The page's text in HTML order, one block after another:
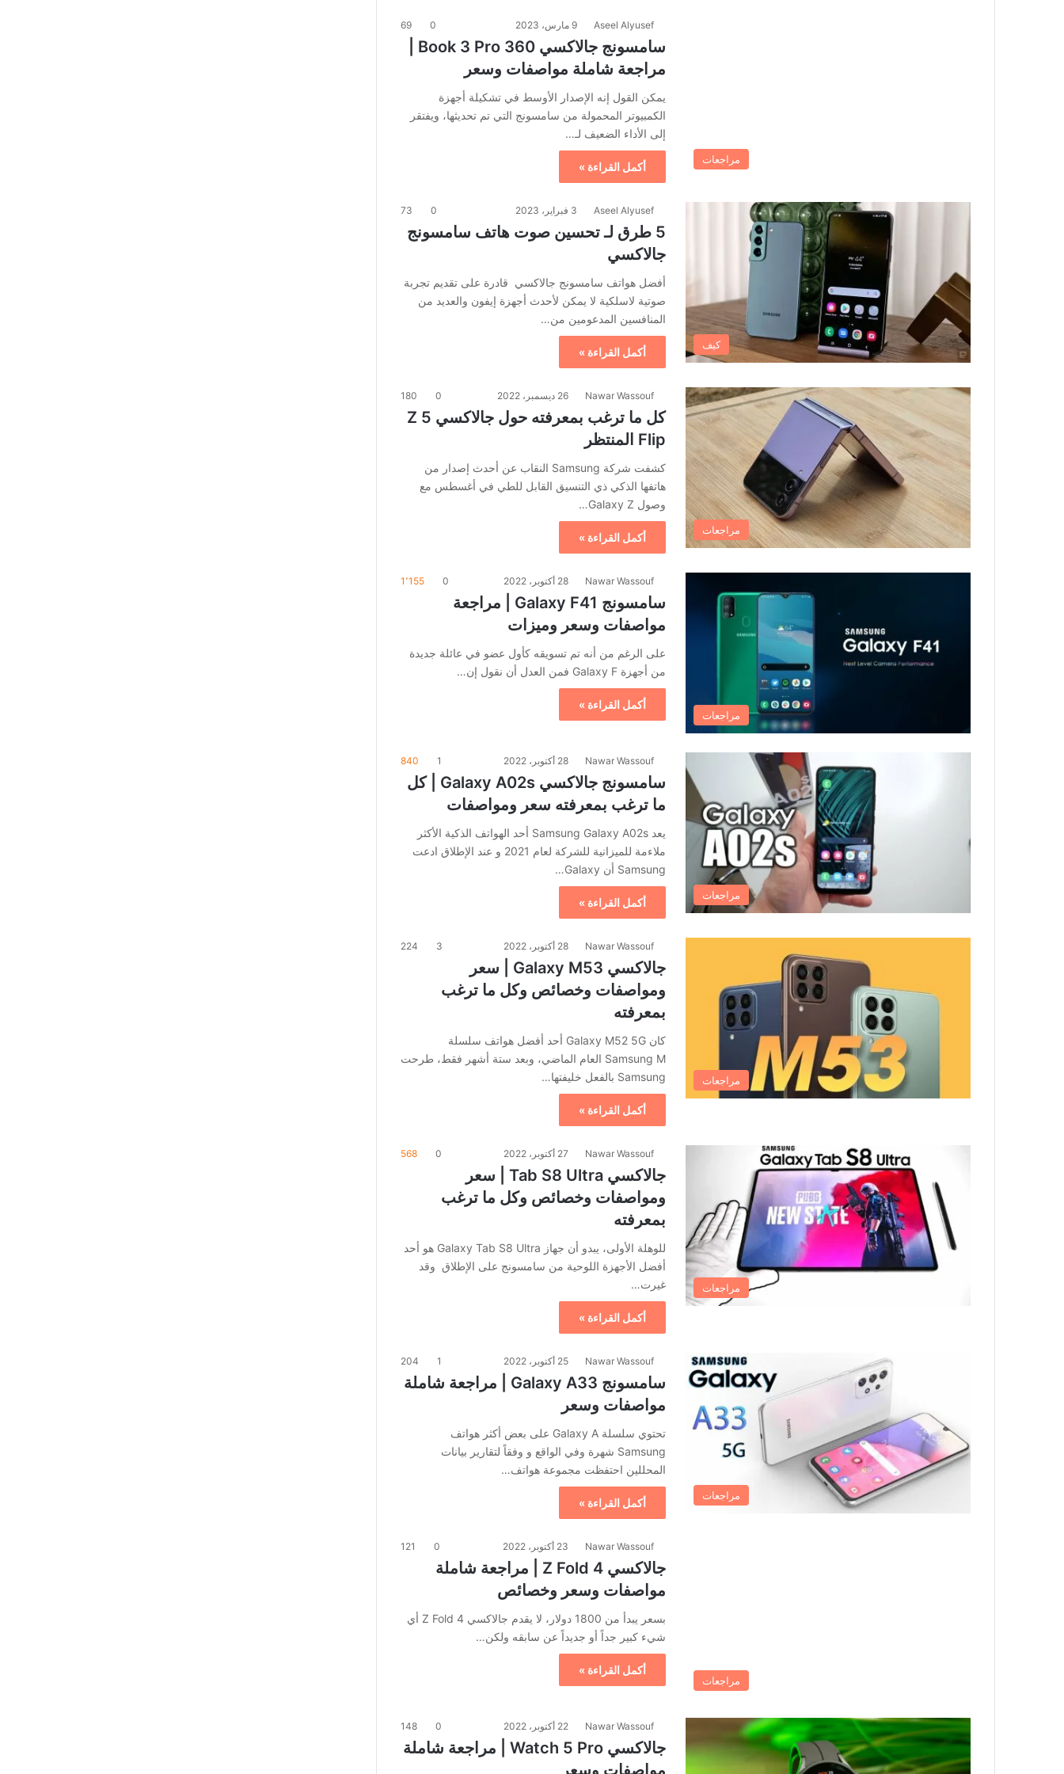
مراجعات
Aseel Alyusef 9 مارس، 2023 0
69
مراجعة شاملة مواصفات وسعر
يمكن القول إنه الإصدار الأوسط في تشكيلة أجهزة
الكمبيوتر المحمولة من سامسونج التي تم تحديثها، ويفتقر
إلى الأداء الضعيف لـ…
أكمل القراءة »
كيف
Aseel Alyusef 3 فبراير، 2023 0
73
5 طرق لـ تحسين صوت هاتف سامسونج
جالاكسي
أفضل هواتف سامسونج جالاكسي قادرة على تقديم تجربة
صوتية لاسلكية لا يمكن لأحدث أجهزة إيفون والعديد من
المنافسين المدعومين من…
أكمل القراءة »
مراجعات
Nawar Wassouf 26 ديسمبر، 2022 0
180
كل ما ترغب بمعرفته حول جالاكسي 5 Z
Flip المنتظر
كشفت شركة Samsung النقاب عن أحدث إصدار من
هاتفها الذكي ذي التنسيق القابل للطي في أغسطس مع
وصول Galaxy Z…
أكمل القراءة »
مراجعات
Nawar Wassouf 28 أكتوبر، 2022 0 1٬155
سامسونج Galaxy F41 | مراجعة
مواصفات وسعر وميزات
على الرغم من أنه تم تسويقه كأول عضو في عائلة جديدة
من أجهزة Galaxy F فمن العدل أن نقول إن…
أكمل القراءة »
مراجعات
Nawar Wassouf 28 أكتوبر، 2022 1
840
سامسونج جالاكسي Galaxy A02s | كل
ما ترغب بمعرفته سعر ومواصفات
يعد Samsung Galaxy A02s أحد الهواتف الذكية الأكثر
ملاءمة للميزانية للشركة لعام 2021 و عند الإطلاق ادعت
Samsung أن Galaxy…
أكمل القراءة »
مراجعات
Nawar Wassouf 28 أكتوبر، 2022 3
224
جالاكسي Galaxy M53 | سعر
ومواصفات وخصائص وكل ما ترغب
بمعرفته
كان Galaxy M52 5G أحد أفضل هواتف سلسلة
Samsung M العام الماضي، وبعد ستة أشهر فقط، طرحت
Samsung بالفعل خليفتها…
أكمل القراءة »
مراجعات
Nawar Wassouf 27 أكتوبر، 2022 0
568
جالاكسي Tab S8 Ultra | سعر
ومواصفات وخصائص وكل ما ترغب
بمعرفته
للوهلة الأولى، يبدو أن جهاز Galaxy Tab S8 Ultra هو أحد
أفضل الأجهزة اللوحية من سامسونج على الإطلاق وقد
غيرت…
أكمل القراءة »
مراجعات
Nawar Wassouf 25 أكتوبر، 2022 1
204
سامسونج Galaxy A33 | مراجعة شاملة
مواصفات وسعر
تحتوي سلسلة Galaxy A على بعض أكثر هواتف
Samsung شهرة وفي الواقع و وفقاً لتقارير بيانات
المحللين احتفظت مجموعة هواتف…
أكمل القراءة »
مراجعات
Nawar Wassouf 23 أكتوبر، 2022 0
121
جالاكسي Z Fold 4 | مراجعة شاملة
مواصفات وسعر وخصائص
بسعر يبدأ من 1800 دولار، لا يقدم جالاكسي Z Fold 4 أي
شيء كبير جداً أو جديداً عن سابقه ولكن…
أكمل القراءة »
Nawar Wassouf 22 أكتوبر، 2022 0
148
جالاكسي Watch 5 Pro | مراجعة شاملة
مواصفات وسعر